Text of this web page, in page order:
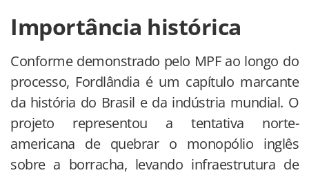
Importância histórica
Conforme demonstrado pelo MPF ao longo do
processo, Fordlândia é um capítulo marcante
da história do Brasil e da indústria mundial. O
projeto representou a tentativa norte-
americana de quebrar o monopólio inglês
sobre a borracha, levando infraestrutura de